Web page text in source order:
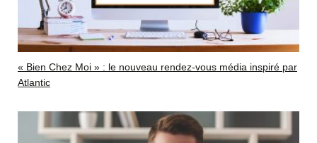
« Bien Chez Moi » : le nouveau rendez-vous média inspiré par
Atlantic